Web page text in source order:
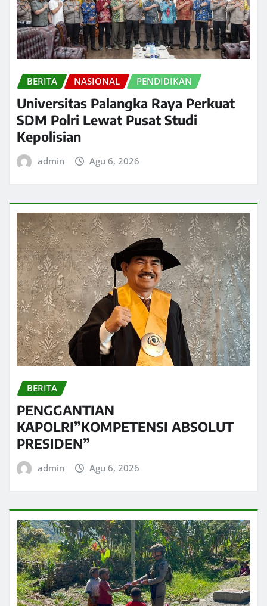
BERITA NASIONAL PENDIDIKAN
Universitas Palangka Raya Perkuat
SDM Polri Lewat Pusat Studi
Kepolisian
admin Agu 6, 2026
BERITA
PENGGANTIAN
KAPOLRI”KOMPETENSI ABSOLUT
PRESIDEN”
admin Agu 6, 2026